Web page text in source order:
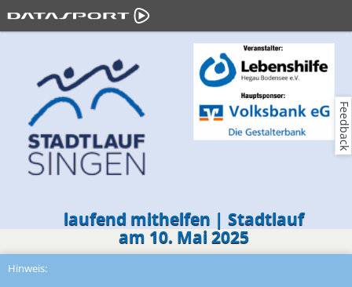
laufend mithelfen | Stadtlauf
am 10. Mai 2025
Hinweis:
Feedback